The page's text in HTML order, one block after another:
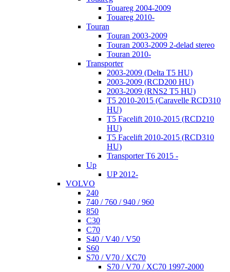
Touareg 2004-2009
Touareg 2010-
Touran
Touran 2003-2009
Touran 2003-2009 2-delad stereo
Touran 2010-
Transporter
2003-2009 (Delta T5 HU)
2003-2009 (RCD200 HU)
2003-2009 (RNS2 T5 HU)
T5 2010-2015 (Caravelle RCD310
HU)
T5 Facelift 2010-2015 (RCD210
HU)
T5 Facelift 2010-2015 (RCD310
HU)
Transporter T6 2015 -
Up
UP 2012-
VOLVO
240
740 / 760 / 940 / 960
850
C30
C70
S40 / V40 / V50
S60
S70 / V70 / XC70
S70 / V70 / XC70 1997-2000